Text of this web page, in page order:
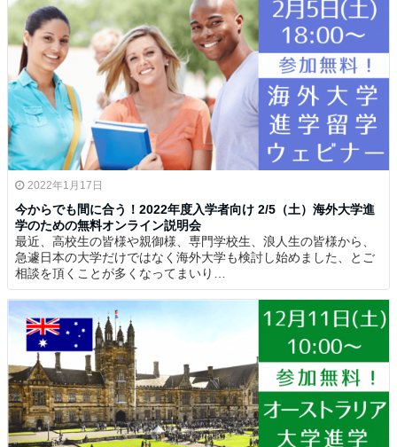
2022年1月17日
今からでも間に合う！2022年度入学者向け 2/5（土）海外大学進
学のための無料オンライン説明会
最近、高校生の皆様や親御様、専門学校生、浪人生の皆様から、
急遽日本の大学だけではなく海外大学も検討し始めました、とご
相談を頂くことが多くなってまいり…